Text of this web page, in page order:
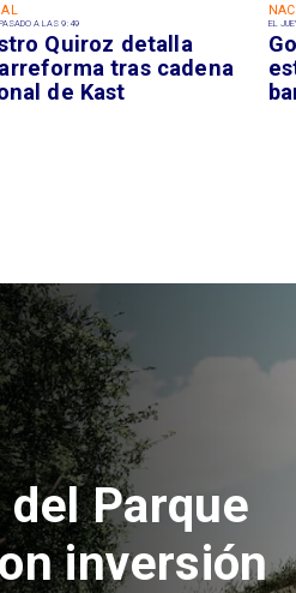
A LAS 9:49
Quiroz detalla
tras cadena
de Kast
EL
euforia